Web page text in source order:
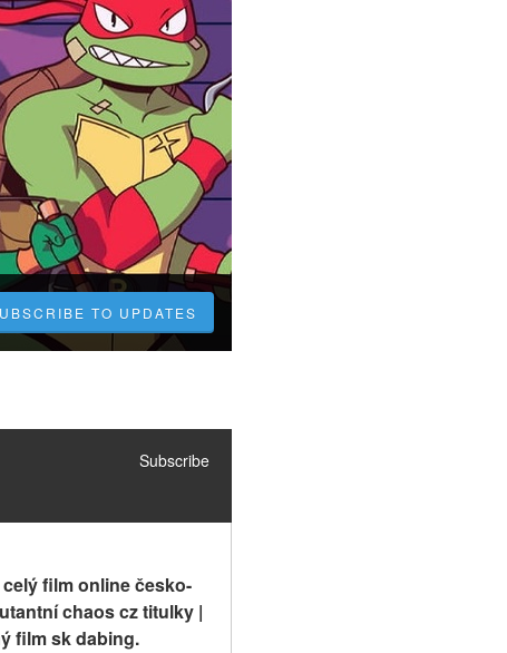
TO UPDATES
Subscribe
film online česko-
chaos cz titulky |
film sk dabing.